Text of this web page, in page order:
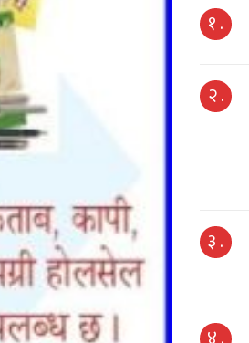
१ .
२ .
३ .